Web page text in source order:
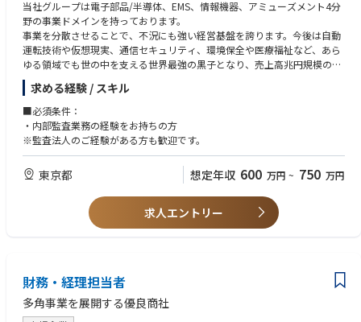
当社グループは電子部品/半導体、EMS、情報機器、アミューズメント4分
野の事業ドメインを持っております。
事業を分散させることで、不況にも強い経営基盤を誇ります。今後は自動
運転技術や仮想現実、通信セキュリティ、環境保全や医療福祉など、あら
ゆる領域でも世の中を支える世界最強の黒子となり、売上高兆円規模の世
界の競合とも伍して戦える「グローバル競争に勝ち残る企業」を目指しま
す。
■業務内容：
当社の内部監査担当を募集しております。
■業務詳細：
ご経験に合わせて下記いずれかの業務をお任せします。
ご経験に合わせてお任せするためご安心ください。
・J-SOX整備・運用評価
・経営層および部門長への監査結果の報告
・海外事業所、海外グループの対応
・国内グループ企業の対応
求める経験 / スキル
■必須条件：
・内部監査業務の経験をお持ちの方
※監査法人のご経験がある方も歓迎です。
東京都 想定年収 600 万円 ~ 750 万円
求人エントリー
財務・経理担当者
多角事業を展開する優良商社